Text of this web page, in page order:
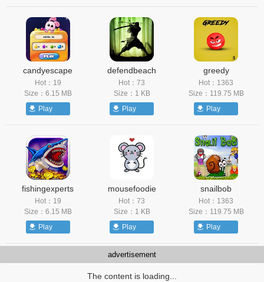
candyescape
Hot：19
Size：6.15 MB
Play
defendbeach
Hot：73
Size：1 KB
Play
greedy
Hot：1363
Size：119.75 MB
Play
fishingexperts
Hot：19
Size：6.15 MB
Play
mousefoodie
Hot：73
Size：1 KB
Play
snailbob
Hot：1363
Size：119.75 MB
Play
advertisement
The content is loading...